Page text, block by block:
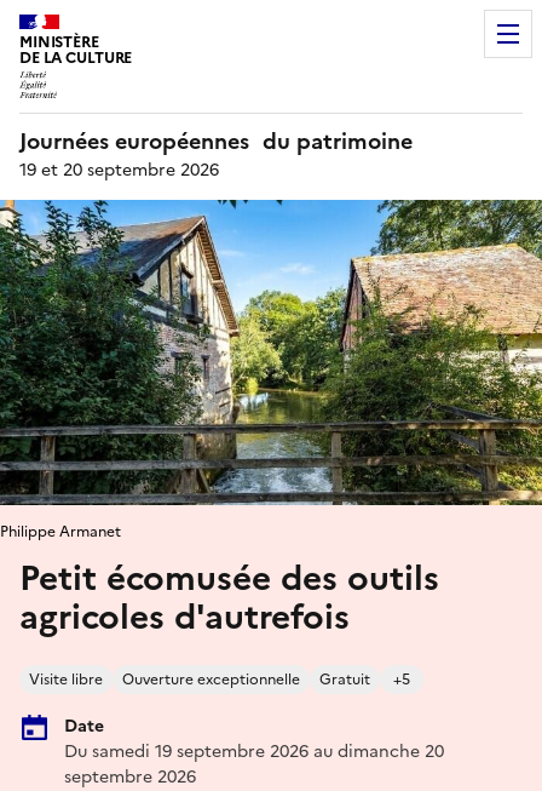
MINISTÈRE
DE LA CULTURE
Journées européennes du patrimoine
19 et 20 septembre 2026
Petit écomusée des outils
agricoles d'autrefois
Visite libre Ouverture exceptionnelle Gratuit +5
Date
Du samedi 19 septembre 2026 au dimanche 20
septembre 2026
Philippe Armanet